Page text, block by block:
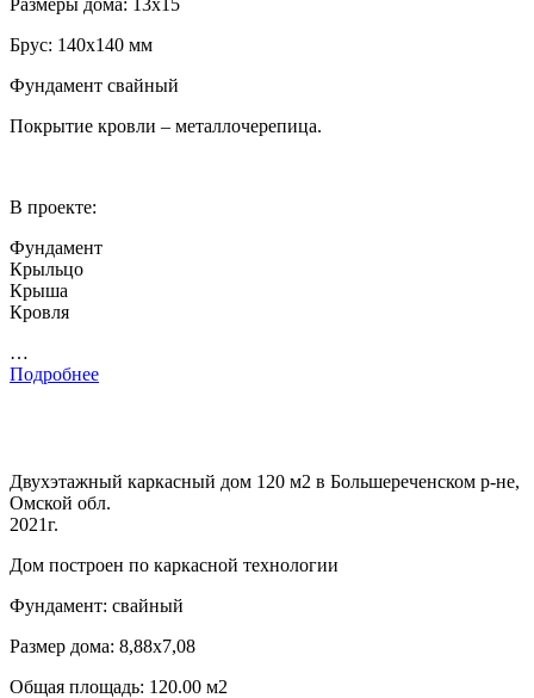
Брус: 140х140 мм
Фундамент свайный
Покрытие кровли – металлочерепица.
В проекте:
Фундамент
Крыльцо
Крыша
Кровля
…
Подробнее
Двухэтажный каркасный дом 120 м2 в Большереченском р-не,
Омской обл.
2021г.
Дом построен по каркасной технологии
Фундамент: свайный
Размер дома: 8,88х7,08
Общая площадь: 120.00 м2